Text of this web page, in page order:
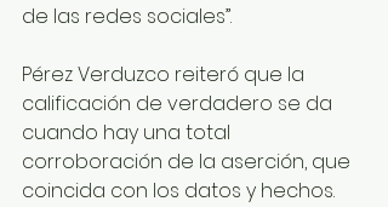
de las redes sociales”.
Pérez Verduzco reiteró que la
calificación de verdadero se da
cuando hay una total
corroboración de la aserción, que
coincida con los datos y hechos.